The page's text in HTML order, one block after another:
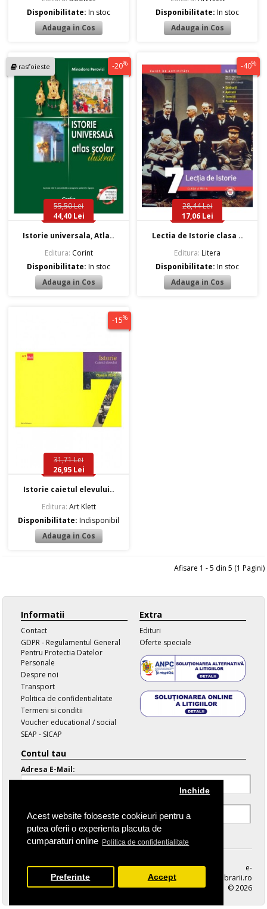
Acest website foloseste cookieuri pentru a
putea oferii o experienta placuta de
cumparaturi online Politica de confidentialitate
Inchide
Preferinte Accept
Disponibilitate:In stoc
Disponibilitate:In stoc
rasfoieste -20%
55,50 Lei
44,40 Lei
Istorie universala, Atla..
Editura: Corint
Disponibilitate:In stoc
-40%
28,44 Lei
17,06 Lei
Lectia de Istorie clasa ..
Editura: Litera
Disponibilitate:In stoc
-15%
31,71 Lei
26,95 Lei
Istorie caietul elevului..
Editura: Art Klett
Disponibilitate:Indisponibil
Afisare 1 - 5 din 5 (1 Pagini)
Informatii
Contact
GDPR - Regulamentul General
Pentru Protectia Datelor
Personale
Despre noi
Transport
Politica de confidentialitate
Termeni si conditii
Voucher educational / social
SEAP - SICAP
Extra
Edituri
Oferte speciale
Contul tau
Adresa E-Mail:
Parola Uitata
e-
librarii.ro
© 2026